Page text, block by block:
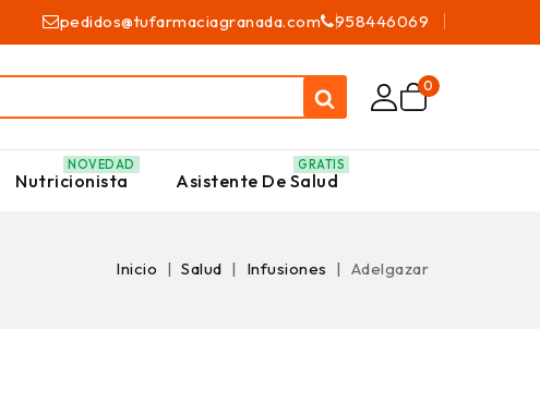
pedidos@tufarmaciagranada.com 958446069
0
Nutricionista
NOVEDAD
Asistente De Salud
GRATIS
Inicio Salud Infusiones Adelgazar